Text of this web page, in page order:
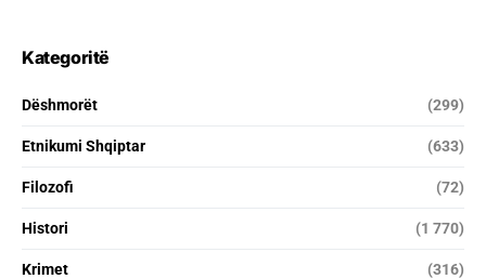
Kategoritë
Dëshmorët (299)
Etnikumi Shqiptar (633)
Filozofi (72)
Histori (1 770)
Krimet (316)